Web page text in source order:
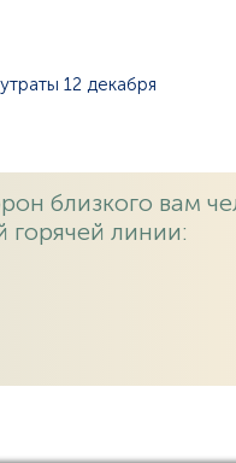
12 декабря
близкого вам
горячей линии: